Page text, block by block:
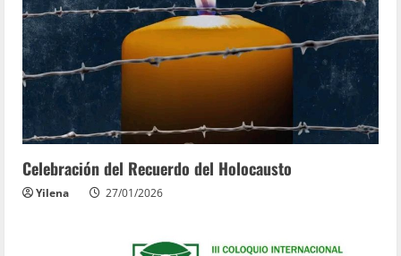
Celebración del Recuerdo del Holocausto
Yilena 27/01/2026